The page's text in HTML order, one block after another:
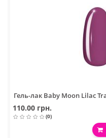
Гель-лак Baby Moon Lilac
110.00 грн.
(0)